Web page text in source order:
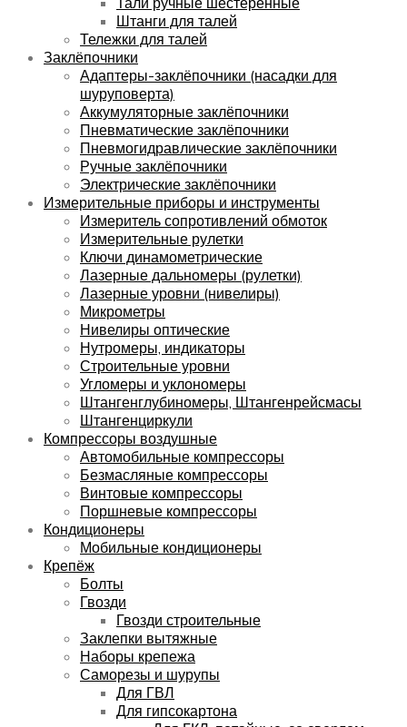
Штанги для талей
Тележки для талей
Заклёпочники
Адаптеры-заклёпочники (насадки для
шуруповерта)
Аккумуляторные заклёпочники
Пневматические заклёпочники
Пневмогидравлические заклёпочники
Ручные заклёпочники
Электрические заклёпочники
Измерительные приборы и инструменты
Измеритель сопротивлений обмоток
Измерительные рулетки
Ключи динамометрические
Лазерные дальномеры (рулетки)
Лазерные уровни (нивелиры)
Микрометры
Нивелиры оптические
Нутромеры, индикаторы
Строительные уровни
Угломеры и уклономеры
Штангенглубиномеры, Штангенрейсмасы
Штангенциркули
Компрессоры воздушные
Автомобильные компрессоры
Безмасляные компрессоры
Винтовые компрессоры
Поршневые компрессоры
Кондиционеры
Мобильные кондиционеры
Крепёж
Болты
Гвозди
Гвозди строительные
Заклепки вытяжные
Наборы крепежа
Саморезы и шурупы
Для ГВЛ
Для гипсокартона